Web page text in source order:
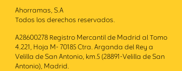
Ahorramas, S.A
Todos los derechos reservados.
A28600278 Registro Mercantil de Madrid al Tomo
4.221, Hoja M- 70185 Ctra. Arganda del Rey a
Velilla de San Antonio, km.5 (28891-Velilla de San
Antonio), Madrid.